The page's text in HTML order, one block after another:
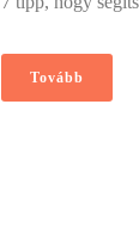
Tovább